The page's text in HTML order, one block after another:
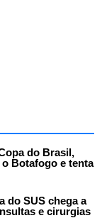
do Brasil,
Botafogo e tenta
do SUS chega a
e cirurgias